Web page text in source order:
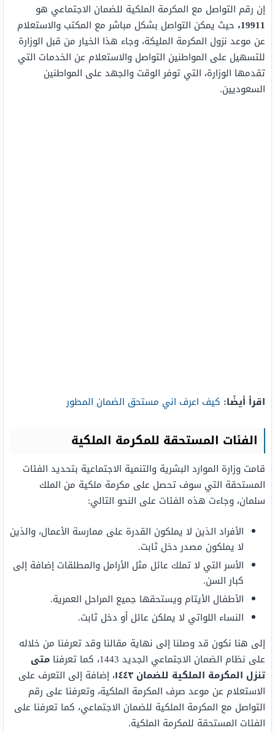
إن رقم التواصل مع المكرمة الملكية للضمان الاجتماعي هو
19911، حيث يمكن التواصل بشكل مباشر مع المكتب والاستعلام
عن موعد نزول المكرمة المليكة، وجاء هذا الخيار من قبل الوزارة
للتسهيل على المواطنين التواصل والاستعلام عن الخدمات التي
تقدمها الوزارة، التي توفر الوقت والجهد على المواطنين
السعوديين.
اقرأ أيضًا: كيف اعرف اني مستحق الضمان المطور
الفئات المستحقة للمكرمة الملكية
قامت وزارة الموارد البشرية والتنمية الاجتماعية بتحديد الفئات
المستحقة التي سوف تحصل على مكرمة ملكية من الملك
سلمان، وجاءت هذه الفئات على النحو التالي:
الأفراد الذين لا يملكون القدرة على ممارسة الأعمال، والذين
لا يملكون مصدر دخل ثابت.
الأسر التي لا تملك عائل مثل الأرامل والمطلقات إضافة إلى
كبار السن.
الأطفال الأيتام ويستحقها جميع المراحل العمرية.
النساء اللواتي لا يملكن عائل أو دخل ثابت.
إلى هنا نكون قد وصلنا إلى نهاية مقالنا وقد تعرفنا من خلاله
على نظام الضمان الاجتماعي الجديد 1443، كما تعرفنا
متى
تنزل المكرمة الملكية للضمان ١٤٤٣
، إضافة إلى التعرف على
الاستعلام عن موعد صرف المكرمة الملكية، وتعرفنا على رقم
التواصل مع المكرمة الملكية للضمان الاجتماعي، كما تعرفنا على
الفئات المستحقة للمكرمة الملكية.